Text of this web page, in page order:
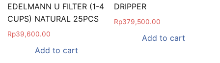
EDELMANN U FILTER (1-4
CUPS) NATURAL 25PCS
Rp39,600.00
Add to cart
DRIPPER
Rp379,500.00
Add to cart